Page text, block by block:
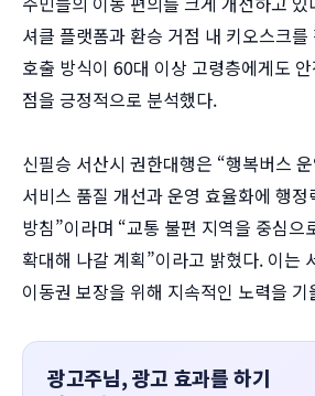
셔클 플랫폼과 환승 거점 내 키오스크
호출 방식이 60대 이상 고령층에게도
점을 긍정적으로 분석했다.
신필승 서산시 권한대행은 “행복버스
서비스 품질 개선과 운영 효율화에 행
방침”이라며 “교통 불편 지역을 중심으
확대해 나갈 계획”이라고 밝혔다. 이는
이동권 보장을 위해 지속적인 노력을
광고주님, 광고 효과를 하기